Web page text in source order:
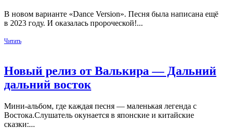
В новом варианте «Dance Version». Песня была написана ещё
в 2023 году. И оказалась пророческой!...
Читать
Новый релиз от Валькира — Дальний
дальний восток
Мини-альбом, где каждая песня — маленькая легенда с
Востока.Слушатель окунается в японские и китайские
сказки:...